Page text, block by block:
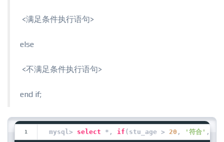
​ <满足条件执行语句>
else
​ <不满足条件执行语句>
end if;
mysql> select *, if (stu_age > 20 , '符合' ,